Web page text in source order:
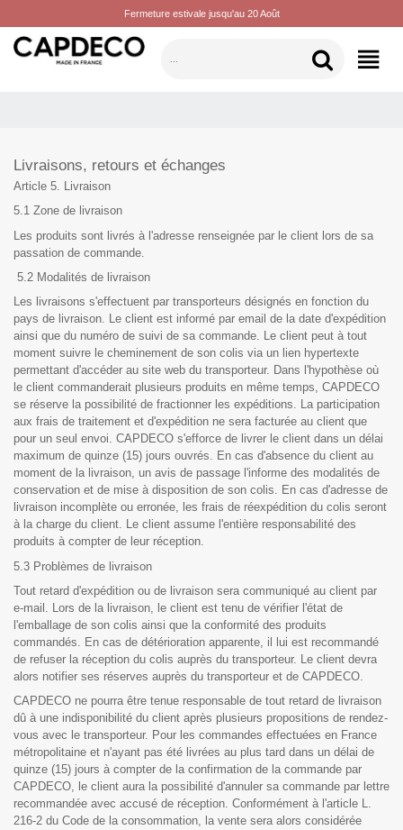
Fermeture estivale jusqu'au 20 Août
CATÉGORIES
Livraisons, retours et échanges
Article 5. Livraison
5.1 Zone de livraison
Les produits sont livrés à l'adresse renseignée par le client lors de sa
passation de commande.
5.2 Modalités de livraison
Les livraisons s'effectuent par transporteurs désignés en fonction du
pays de livraison. Le client est informé par email de la date d'expédition
ainsi que du numéro de suivi de sa commande. Le client peut à tout
moment suivre le cheminement de son colis via un lien hypertexte
permettant d'accéder au site web du transporteur. Dans l'hypothèse où
le client commanderait plusieurs produits en même temps, CAPDECO
se réserve la possibilité de fractionner les expéditions. La participation
aux frais de traitement et d'expédition ne sera facturée au client que
pour un seul envoi. CAPDECO s'efforce de livrer le client dans un délai
maximum de quinze (15) jours ouvrés. En cas d'absence du client au
moment de la livraison, un avis de passage l'informe des modalités de
conservation et de mise à disposition de son colis. En cas d'adresse de
livraison incomplète ou erronée, les frais de réexpédition du colis seront
à la charge du client. Le client assume l'entière responsabilité des
produits à compter de leur réception.
5.3 Problèmes de livraison
Tout retard d'expédition ou de livraison sera communiqué au client par
e-mail. Lors de la livraison, le client est tenu de vérifier l'état de
l'emballage de son colis ainsi que la conformité des produits
commandés. En cas de détérioration apparente, il lui est recommandé
de refuser la réception du colis auprès du transporteur. Le client devra
alors notifier ses réserves auprès du transporteur et de CAPDECO.
CAPDECO ne pourra être tenue responsable de tout retard de livraison
dû à une indisponibilité du client après plusieurs propositions de rendez-
vous avec le transporteur. Pour les commandes effectuées en France
métropolitaine et n'ayant pas été livrées au plus tard dans un délai de
quinze (15) jours à compter de la confirmation de la commande par
CAPDECO, le client aura la possibilité d'annuler sa commande par lettre
recommandée avec accusé de réception. Conformément à l'article L.
216-2 du Code de la consommation, la vente sera alors considérée